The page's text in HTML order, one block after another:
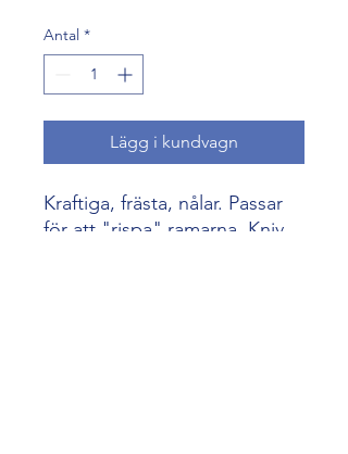
Antal *
Lägg i kundvagn
Kraftiga, frästa, nålar. Passar
för att "rispa" ramarna. Kniv